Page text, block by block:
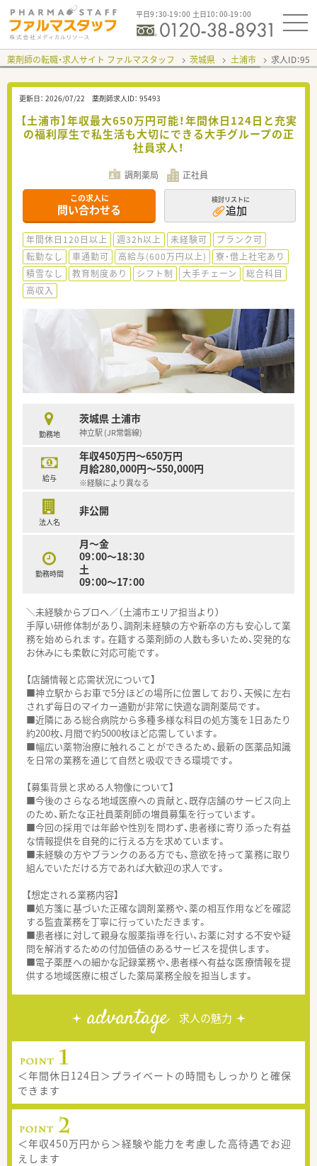
平日9：30-19：00 土日10：00-19：00
薬剤師の転職・求人サイト ファルマスタッフ 茨城県 土浦市 求人ID：
更新日： 2026/07/22 薬剤師求人ID： 95493
【土浦市】年収最大650万円可能！年間休日124日と充実
の福利厚生で私生活も大切にできる大手グループの正
社員求人！
調剤薬局 正社員
この求人に
問い合わせる
検討リストに
追加
年間休日120日以上 週32h以上 未経験可
ブランク可
転勤なし
車通勤可 高給与(600万円以上)
寮・借上社宅あり
積雪なし
教育制度あり シフト制 大手チェーン
総合科目
高収入
勤務地
茨城県 土浦市
神立駅 (JR常磐線)
給与
年収450万円～650万円
月給280,000円～550,000円
※経験により異なる
法人名
非公開
勤務時間
月～金
09：00～18：30
土
09：00～17：00
＼未経験からプロへ／（土浦市エリア担当より）
手厚い研修体制があり、調剤未経験の方や新卒の方も安心して業
務を始められます。在籍する薬剤師の人数も多いため、突発的な
お休みにも柔軟に対応可能です。
【店舗情報と応需状況について】
■神立駅からお車で5分ほどの場所に位置しており、天候に左右
されず毎日のマイカー通勤が非常に快適な調剤薬局です。
■近隣にある総合病院から多種多様な科目の処方箋を1日あたり
約200枚、月間で約5000枚ほど応需しています。
■幅広い薬物治療に触れることができるため、最新の医薬品知識
を日常の業務を通じて自然と吸収できる環境です。
【募集背景と求める人物像について】
■今後のさらなる地域医療への貢献と、既存店舗のサービス向上
のため、新たな正社員薬剤師の増員募集を行っています。
■今回の採用では年齢や性別を問わず、患者様に寄り添った有益
な情報提供を自発的に行える方を求めています。
■未経験の方やブランクのある方でも、意欲を持って業務に取り
組んでいただける方であれば大歓迎の求人です。
【想定される業務内容】
■処方箋に基づいた正確な調剤業務や、薬の相互作用などを確認
する監査業務を丁寧に行っていただきます。
■患者様に対して親身な服薬指導を行い、お薬に対する不安や疑
問を解消するための付加価値のあるサービスを提供します。
■電子薬歴への細かな記録業務や、患者様へ有益な医療情報を提
供する地域医療に根ざした薬局業務全般を担当します。
advantage 求人の魅力
＜年間休日124日＞プライベートの時間もしっかりと確保
できます
＜年収450万円から＞経験や能力を考慮した高待遇でお迎
えします